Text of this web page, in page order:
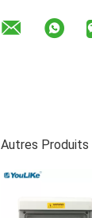
Autres Produits